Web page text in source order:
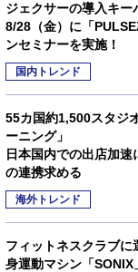
ジェクサーの導入キー
8/28（金）に「
ンセミナーを実施！
国内トレンド
55カ国約1,500スタジ
ーニング」
日本国内での出店加
の連携求める
海外トレンド
フィットネスクラブに
身運動マシン「SONIX